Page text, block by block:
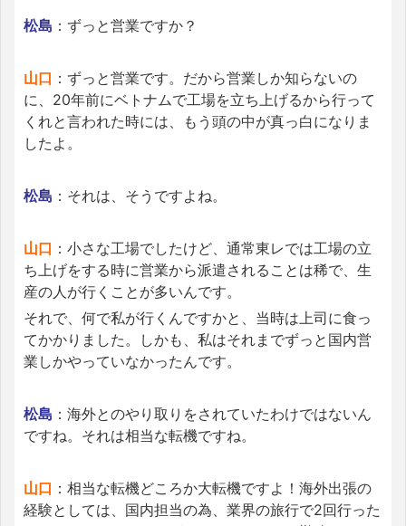
松島 ：ずっと営業ですか？
山口 ：ずっと営業です。だから営業しか知らないの
に、20年前にベトナムで工場を立ち上げるから行って
くれと言われた時には、もう頭の中が真っ白になりま
したよ。
松島 ：それは、そうですよね。
山口 ：小さな工場でしたけど、通常東レでは工場の立
ち上げをする時に営業から派遣されることは稀で、生
産の人が行くことが多いんです。
それで、何で私が行くんですかと、当時は上司に食っ
てかかりました。しかも、私はそれまでずっと国内営
業しかやっていなかったんです。
松島 ：海外とのやり取りをされていたわけではないん
ですね。それは相当な転機ですね。
山口 ：相当な転機どころか大転機ですよ！海外出張の
経験としては、国内担当の為、業界の旅行で2回行った